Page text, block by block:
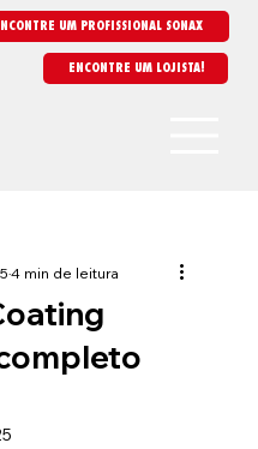
UM PROFISSIONAL SONAX
ENCONTRE UM LOJISTA!
4 min de leitura